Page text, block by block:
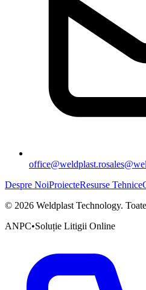
office@weldplast.ro
Despre NoiProiecteResurse Tehnice
© 2026 Weldplast Technology.
ANPC•Soluție Litigii Online